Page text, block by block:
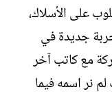
على الأسلاك،
جديدة في
مع كاتب آخر
نر اسمه فيما